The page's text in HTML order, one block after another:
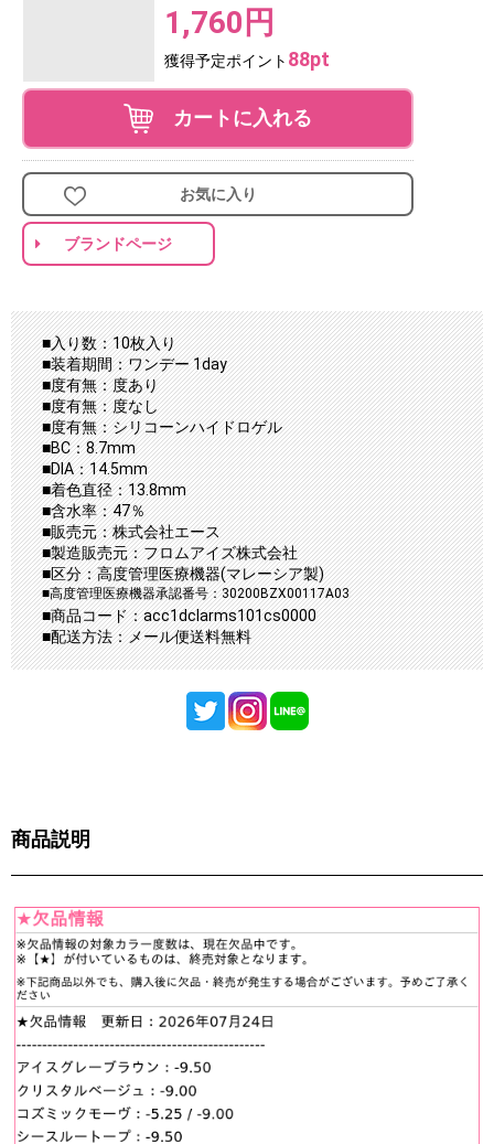
1,760円
獲得予定ポイント 88pt
カートに入れる
お気に入り
ブランドページ
■入り数：10枚入り
■装着期間：ワンデー 1day
■度有無：度あり
■度有無：度なし
■度有無：シリコーンハイドロゲル
■BC：8.7mm
■DIA：14.5mm
■着色直径：13.8mm
■含水率：47％
■販売元：株式会社エース
■製造販売元：フロムアイズ株式会社
■区分：高度管理医療機器(マレーシア製)
■高度管理医療機器承認番号：30200BZX00117A03
■商品コード：acc1dclarms101cs0000
■配送方法：メール便送料無料
商品説明